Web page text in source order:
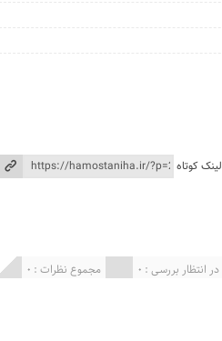
لینک کوتاه
مجموع نظرات : 0 در انتظار بررسی : 0